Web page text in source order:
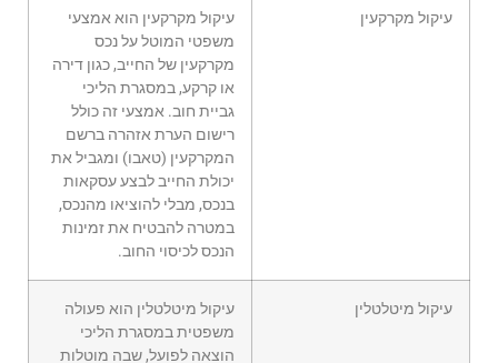
עיקול מקרקעין
עיקול מקרקעין הוא אמצעי
משפטי המוטל על נכס
מקרקעין של החייב, כגון דירה
או קרקע, במסגרת הליכי
גביית חוב. אמצעי זה כולל
רישום הערת אזהרה ברשם
המקרקעין (טאבו) ומגביל את
יכולת החייב לבצע עסקאות
בנכס, מבלי להוציאו מהנכס,
במטרה להבטיח את זמינות
הנכס לכיסוי החוב.
עיקול מיטלטלין
עיקול מיטלטלין הוא פעולה
משפטית במסגרת הליכי
הוצאה לפועל, שבה מוטלות